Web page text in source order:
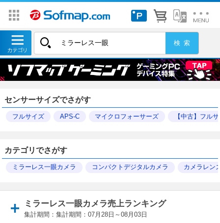
センサーサイズでさがす
フルサイズ APS-C マイクロフォーサーズ 【中古】フル
カテゴリでさがす
ミラーレス一眼カメラ コンパクトデジタルカメラ カメラレン
ミラーレス一眼カメラ売上ランキング
集計期間：集計期間：07月28日～08月03日